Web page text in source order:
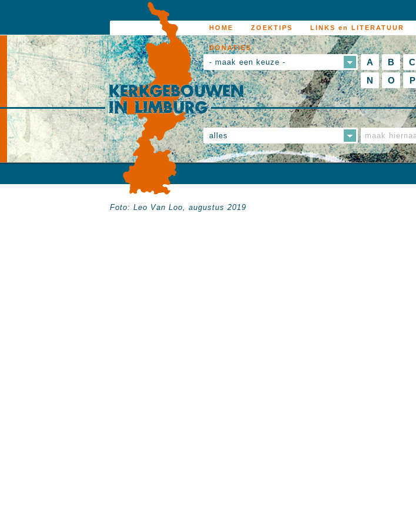
HOME ZOEKTIPS LINKS en LITERATUUR
DONATIES
- maak een keuze - A B C
N
O P
alles
Foto: Leo Van Loo, augustus 2019